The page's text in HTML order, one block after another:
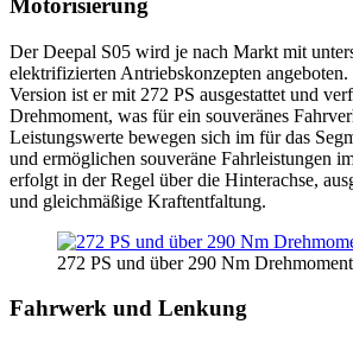
Motorisierung
Der Deepal S05 wird je nach Markt mit
elektrifizierten Antriebskonzepten angeboten.
Version ist er mit 272 PS ausgestattet und
Drehmoment, was für ein souveränes
Leistungswerte bewegen sich im für das
und ermöglichen souveräne Fahrleistungen
erfolgt in der Regel über die Hinterachse,
und gleichmäßige Kraftentfaltung.
272 PS und über 290 Nm
Fahrwerk und Lenkung